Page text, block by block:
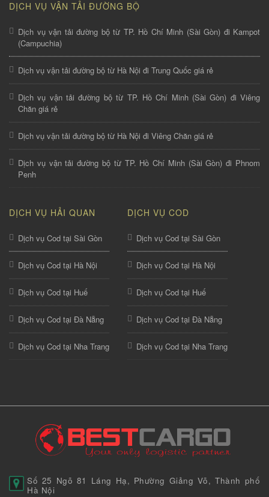
DỊCH VỤ VẬN TẢI ĐƯỜNG BỘ
Dịch vụ vận tải đường bộ từ TP. Hồ Chí Minh (Sài Gòn) đi Kampot
(Campuchia)
Dịch vụ vận tải đường bộ từ Hà Nội đi Trung Quốc giá rẻ
Dịch vụ vận tải đường bộ từ TP. Hồ Chí Minh (Sài Gòn) đi Viêng
Chăn giá rẻ
Dịch vụ vận tải đường bộ từ Hà Nội đi Viêng Chăn giá rẻ
Dịch vụ vận tải đường bộ từ TP. Hồ Chí Minh (Sài Gòn) đi Phnom
Penh
DỊCH VỤ HẢI QUAN
Dịch vụ Cod tại Sài Gòn
Dịch vụ Cod tại Hà Nội
Dịch vụ Cod tại Huế
Dịch vụ Cod tại Đà Nẵng
Dịch vụ Cod tại Nha Trang
DỊCH VỤ COD
Dịch vụ Cod tại Sài Gòn
Dịch vụ Cod tại Hà Nội
Dịch vụ Cod tại Huế
Dịch vụ Cod tại Đà Nẵng
Dịch vụ Cod tại Nha Trang
Số 25 Ngõ 81 Láng Hạ, Phường Giảng Võ, Thành phố
Hà Nội